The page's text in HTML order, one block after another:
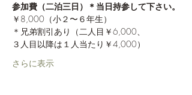
参加費（二泊三日）＊当日持参して下さい。
￥8,000（小２〜６年生）
＊兄弟割引あり（二人目￥6,000、
３人目以降は１人当たり￥4,000）
さらに表示